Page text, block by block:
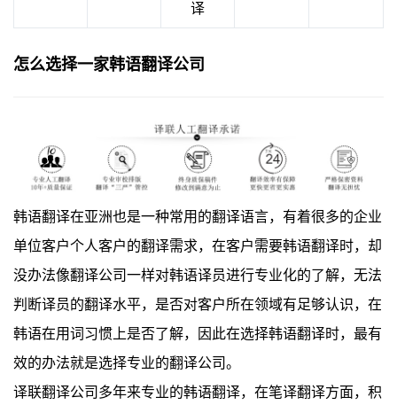
译
怎么选择一家韩语翻译公司
韩语翻译在亚洲也是一种常用的翻译语言，有着很多的企业
单位客户个人客户的翻译需求，在客户需要韩语翻译时，却
没办法像翻译公司一样对韩语译员进行专业化的了解，无法
判断译员的翻译水平，是否对客户所在领域有足够认识，在
韩语在用词习惯上是否了解，因此在选择韩语翻译时，最有
效的办法就是选择专业的翻译公司。
译联翻译公司多年来专业的韩语翻译，在笔译翻译方面，积